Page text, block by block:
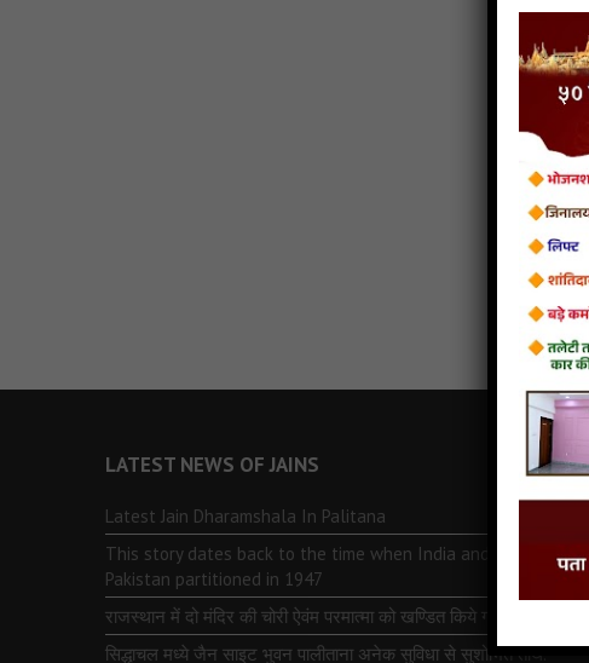
LATEST NEWS OF JAINS
Latest Jain Dharamshala In Palitana
This story dates back to the time when India and
Pakistan partitioned in 1947
राजस्थान में दो मंदिर की चोरी ऐवंम परमात्मा को खण्डित किये गये
सिद्धाचल मध्ये जैन साइट भुवन पालीताना अनेक सुविधा से सुशोभित तीर्थ.